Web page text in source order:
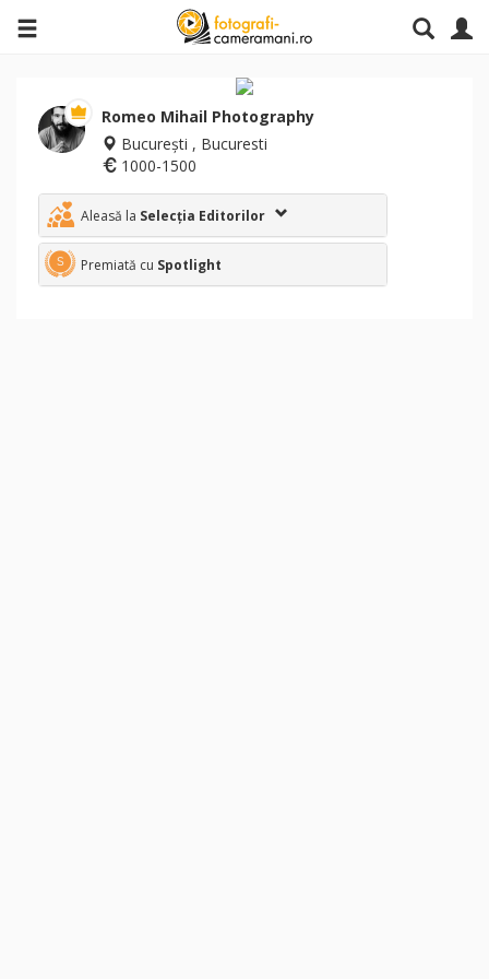
Romeo Mihail Photography
București , Bucuresti
1000-1500
Aleasă la Selecția Editorilor
Premiată cu Spotlight